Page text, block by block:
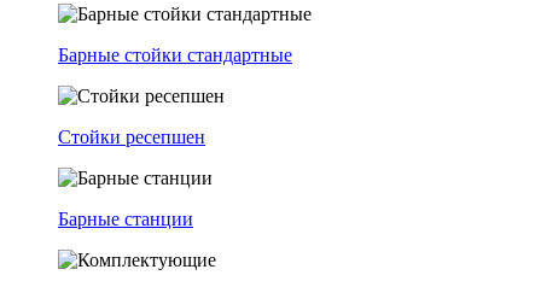
Барные стойки стандартные
Стойки ресепшен
Барные станции